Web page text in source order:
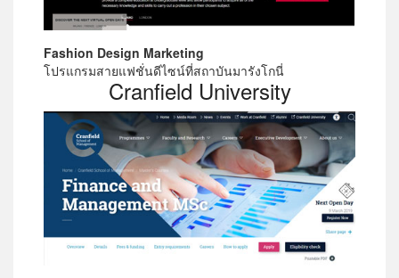
Fashion Design Marketing
โปรแกรมสายแฟชั่นดีไซน์ที่สถาบันมารังโกนี่
Cranfield University